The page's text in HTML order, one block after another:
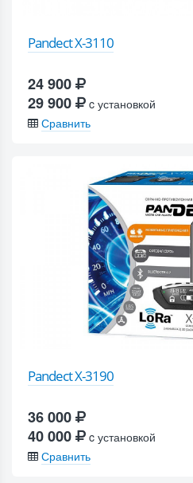
Pandect X-3110
24 900
29 900
c установкой
Сравнить
Pandect X-3190
36 000
40 000
c установкой
Сравнить